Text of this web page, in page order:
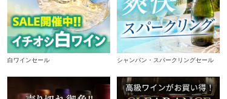
白ワインセール シャンパン・スパークリングセール